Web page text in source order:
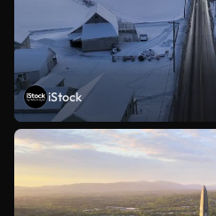
iStock